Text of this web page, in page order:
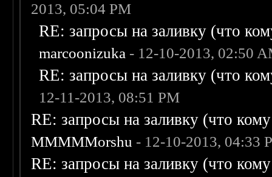
2013, 05:04 PM
RE: запросы на заливку (что
marcoonizuka - 12-10-2013, 02:50
RE: запросы на заливку (что
12-11-2013, 08:51 PM
RE: запросы на заливку (что
MMMMMorshu - 12-10-2013, 04:33
RE: запросы на заливку (что